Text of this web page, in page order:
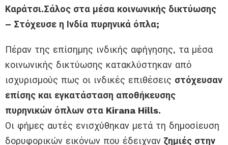
Καράτσι.Σάλος στα μέσα κοινωνικής δικτύωσης
– Στόχευσε η Ινδία πυρηνικά όπλα;
Πέραν της επίσημης ινδικής αφήγησης, τα μέσα
κοινωνικής δικτύωσης κατακλύστηκαν από
ισχυρισμούς πως οι ινδικές επιθέσεις στόχευσαν
επίσης και εγκατάσταση αποθήκευσης
πυρηνικών όπλων στα Kirana Hills.
Οι φήμες αυτές ενισχύθηκαν μετά τη δημοσίευση
δορυφορικών εικόνων που έδειχναν ζημιές στην